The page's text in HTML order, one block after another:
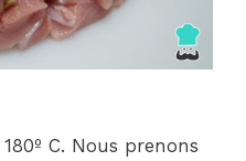
C. Nous prenons